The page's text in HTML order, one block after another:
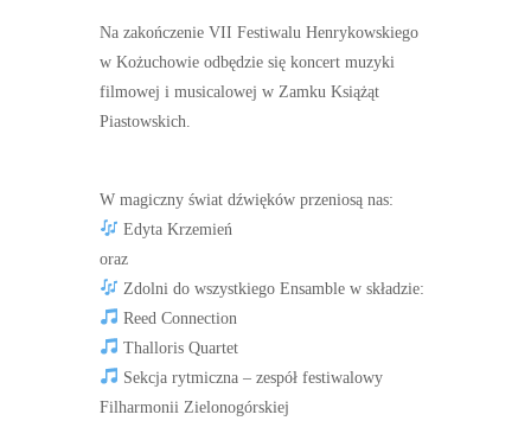
Na zakończenie VII Festiwalu Henrykowskiego
w Kożuchowie odbędzie się koncert muzyki
filmowej i musicalowej w Zamku Książąt
Piastowskich.
W magiczny świat dźwięków przeniosą nas:
Edyta Krzemień
oraz
Zdolni do wszystkiego Ensamble w składzie:
Reed Connection
Thalloris Quartet
Sekcja rytmiczna – zespół festiwalowy
Filharmonii Zielonogórskiej